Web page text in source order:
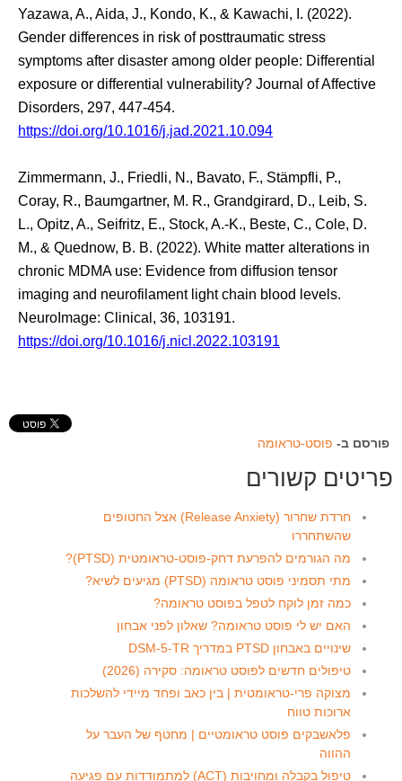
Yazawa, A., Aida, J., Kondo, K., & Kawachi, I. (2022).
Gender differences in risk of posttraumatic stress
symptoms after disaster among older people: Differential
exposure or differential vulnerability? Journal of Affective
Disorders, 297, 447-454.
https://doi.org/10.1016/j.jad.2021.10.094
Zimmermann, J., Friedli, N., Bavato, F., Stämpfli, P.,
Coray, R., Baumgartner, M. R., Grandgirard, D., Leib, S.
L., Opitz, A., Seifritz, E., Stock, A.-K., Beste, C., Cole, D.
M., & Quednow, B. B. (2022). White matter alterations in
chronic MDMA use: Evidence from diffusion tensor
imaging and neurofilament light chain blood levels.
NeuroImage: Clinical, 36, 103191.
https://doi.org/10.1016/j.nicl.2022.103191
פורסם ב- פוסט-טראומה
פריטים קשורים
חרדת שחרור (Release Anxiety) אצל החטופים
שהשתחררו
מה הגורמים להפרעת דחק-פוסט-טראומטית (PTSD)?
מתי תסמיני פוסט טראומה (PTSD) מגיעים לשיא?
כמה זמן לוקח לטפל בפוסט טראומה?
האם יש לי פוסט טראומה? שאלון לפני אבחון
שינויים באבחון PTSD במדריך DSM-5-TR
טיפולים חדשים לפוסט טראומה: סקירה (2026)
מצוקה פרי-טראומטית | בין כאב ופחד מיידי להשלכות
ארוכות טווח
פלאשבקים פוסט טראומטיים | מחטף של העבר על
ההווה
טיפול בקבלה ומחויבות (ACT) למתמודדות עם פגיעה